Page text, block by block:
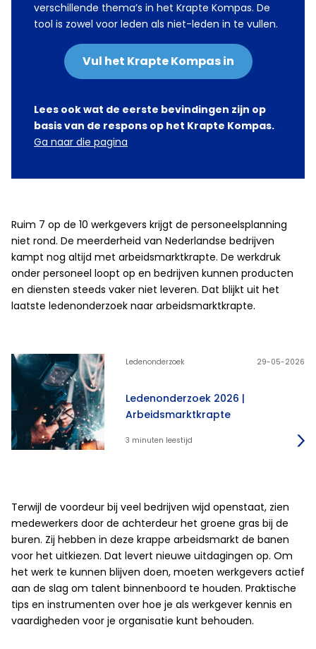
verschillende thema’s in het Krapte Kompas. De
tool is zowel voor leden als niet-leden in te vullen.
Vul het Krapte Kompas in
Lees ook wat de eerste bevindingen zijn op
basis van de respons op het Krapte Kompas.
Ga naar die pagina
Ruim 7 op de 10 werkgevers krijgt de personeelsplanning
niet rond. De meerderheid van Nederlandse bedrijven
kampt nog altijd met arbeidsmarktkrapte. De werkdruk
onder personeel loopt op en bedrijven kunnen producten
en diensten steeds vaker niet leveren. Dat blijkt uit het
laatste ledenonderzoek naar arbeidsmarktkrapte.
Ledenonderzoek 2026 |
Arbeidsmarktkrapte
Ledenonderzoek 29-05-2026
3 minuten leestijd
Terwijl de voordeur bij veel bedrijven wijd openstaat, zien
medewerkers door de achterdeur het groene gras bij de
buren. Zij hebben in deze krappe arbeidsmarkt de banen
voor het uitkiezen. Dat levert nieuwe uitdagingen op. Om
het werk te kunnen blijven doen, moeten werkgevers actief
aan de slag om talent binnenboord te houden. Praktische
tips en instrumenten over hoe je als werkgever kennis en
vaardigheden voor je organisatie kunt behouden.